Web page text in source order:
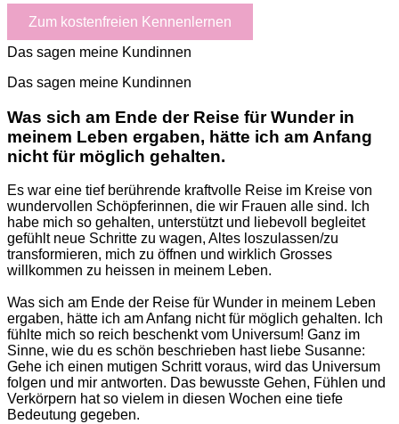
Zum kostenfreien Kennenlernen
Das sagen meine Kundinnen
Das sagen meine Kundinnen
Was sich am Ende der Reise für Wunder in
meinem Leben ergaben, hätte ich am Anfang
nicht für möglich gehalten.
Es war eine tief berührende kraftvolle Reise im Kreise von
wundervollen Schöpferinnen, die wir Frauen alle sind. Ich
habe mich so gehalten, unterstützt und liebevoll begleitet
gefühlt neue Schritte zu wagen, Altes loszulassen/zu
transformieren, mich zu öffnen und wirklich Grosses
willkommen zu heissen in meinem Leben.
Was sich am Ende der Reise für Wunder in meinem Leben
ergaben, hätte ich am Anfang nicht für möglich gehalten. Ich
fühlte mich so reich beschenkt vom Universum! Ganz im
Sinne, wie du es schön beschrieben hast liebe Susanne:
Gehe ich einen mutigen Schritt voraus, wird das Universum
folgen und mir antworten. Das bewusste Gehen, Fühlen und
Verkörpern hat so vielem in diesen Wochen eine tiefe
Bedeutung gegeben.